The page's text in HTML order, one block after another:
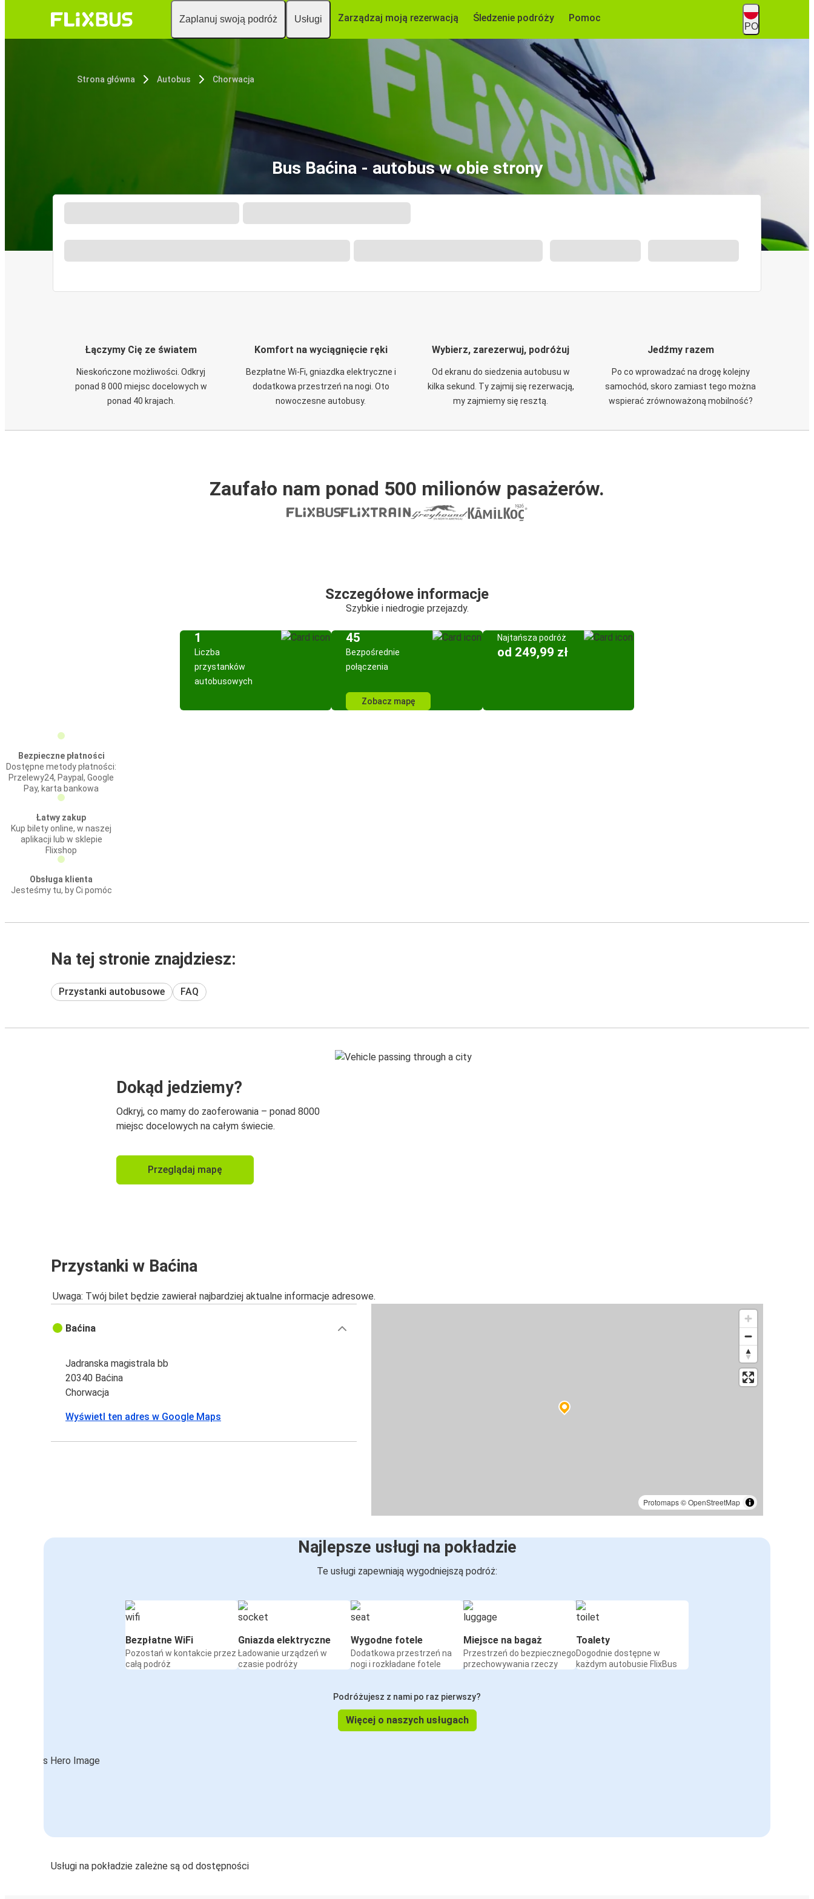
Zaplanuj swoją podróż Usługi Zarządzaj moją rezerwacją Śledzenie podróży Pomoc
PO
Strona główna Autobus Chorwacja
Bus Baćina - autobus w obie strony
Łączymy Cię ze światem
Nieskończone możliwości. Odkryj
ponad 8 000 miejsc docelowych w
ponad 40 krajach.
Komfort na wyciągnięcie ręki
Bezpłatne Wi-Fi, gniazdka elektryczne i
dodatkowa przestrzeń na nogi. Oto
nowoczesne autobusy.
Wybierz, zarezerwuj, podróżuj
Od ekranu do siedzenia autobusu w
kilka sekund. Ty zajmij się rezerwacją,
my zajmiemy się resztą.
Jedźmy razem
Po co wprowadzać na drogę kolejny
samochód, skoro zamiast tego można
wspierać zrównoważoną mobilność?
Zaufało nam ponad 500 milionów pasażerów.
Szczegółowe informacje
Szybkie i niedrogie przejazdy.
1
Liczba
przystanków
autobusowych
45
Bezpośrednie
połączenia
Zobacz mapę
Najtańsza podróż
od 249,99 zł
Bezpieczne płatności
Dostępne metody płatności:
Przelewy24, Paypal, Google
Pay, karta bankowa
Łatwy zakup
Kup bilety online, w naszej
aplikacji lub w sklepie
Flixshop
Obsługa klienta
Jesteśmy tu, by Ci pomóc
Na tej stronie znajdziesz:
Przystanki autobusowe FAQ
Dokąd jedziemy?
Odkryj, co mamy do zaoferowania – ponad 8000
miejsc docelowych na całym świecie.
Przeglądaj mapę
Przystanki w Baćina
Uwaga: Twój bilet będzie zawierał najbardziej aktualne informacje adresowe.
Protomaps©OpenStreetMap
Baćina
Jadranska magistrala bb
20340 Baćina
Chorwacja
Wyświetl ten adres w Google Maps
Najlepsze usługi na pokładzie
Te usługi zapewniają wygodniejszą podróż:
Bezpłatne WiFi
Pozostań w kontakcie przez
całą podróż
Gniazda elektryczne
Ładowanie urządzeń w
czasie podróży
Wygodne fotele
Dodatkowa przestrzeń na
nogi i rozkładane fotele
Miejsce na bagaż
Przestrzeń do bezpiecznego
przechowywania rzeczy
Toalety
Dogodnie dostępne w
każdym autobusie FlixBus
Podróżujesz z nami po raz pierwszy?
Więcej o naszych usługach
Usługi na pokładzie zależne są od dostępności